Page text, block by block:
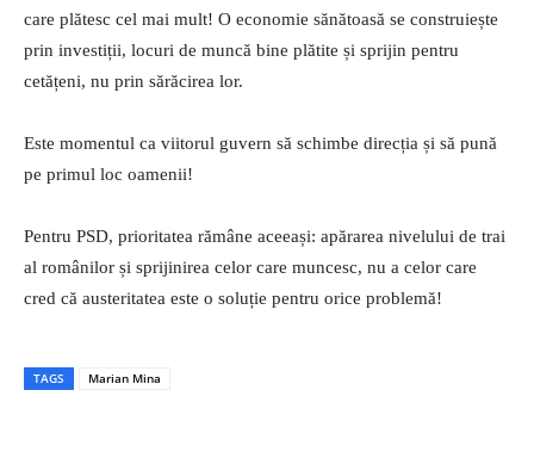
care plătesc cel mai mult! O economie sănătoasă se construiește
prin investiții, locuri de muncă bine plătite și sprijin pentru
cetățeni, nu prin sărăcirea lor.
Este momentul ca viitorul guvern să schimbe direcția și să pună
pe primul loc oamenii!
Pentru PSD, prioritatea rămâne aceeași: apărarea nivelului de trai
al românilor și sprijinirea celor care muncesc, nu a celor care
cred că austeritatea este o soluție pentru orice problemă!
TAGS Marian Mina